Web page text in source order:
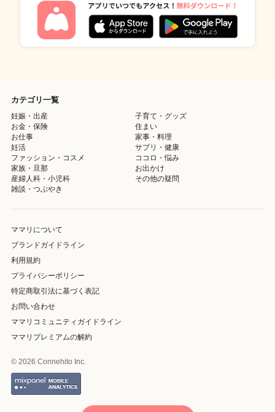
カテゴリ一覧
妊娠・出産
子育て・グッズ
お金・保険
住まい
お仕事
家事・料理
妊活
サプリ・健康
ファッション・コスメ
ココロ・悩み
家族・旦那
お出かけ
産婦人科・小児科
その他の疑問
雑談・つぶやき
ママリについて
ブランドガイドライン
利用規約
プライバシーポリシー
特定商取引法に基づく表記
お問い合わせ
ママリコミュニティガイドライン
ママリプレミアムの解約
© 2026 Connehito Inc.